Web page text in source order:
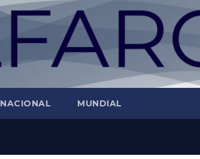
NACIONAL MUNDIAL